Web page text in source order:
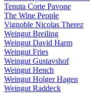
Tenuta Corte Pavone
The Wine People
Vignoble Nicolas Therez
Weingut Breiling
Weingut David Harm
Weingut Fries
Weingut Gustavshof
Weingut Hench
Weingut Holger Hagen
Weingut Raddeck